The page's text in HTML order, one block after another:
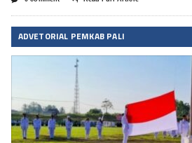
ADVETORIAL PEMKAB PALI